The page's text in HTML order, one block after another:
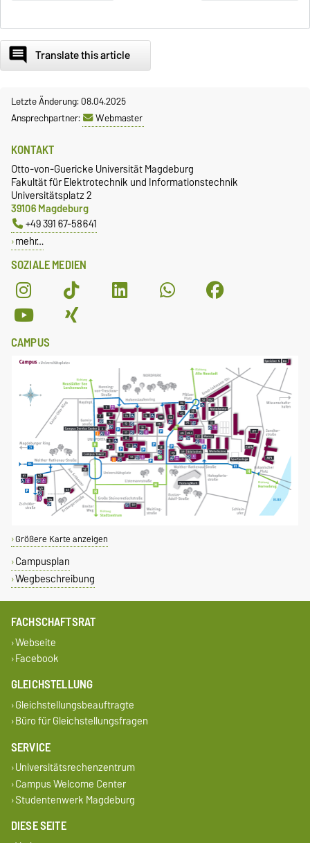
comment Translate this article
Letzte Änderung: 08.04.2025
Ansprechpartner:
Webmaster
SOZIALE MEDIEN
KONTAKT
Otto-von-Guericke Universität Magdeburg
Fakultät für Elektrotechnik und Informationstechnik
Universitätsplatz 2
39106 Magdeburg
+49 391 67-58641
mehr…
CAMPUS
Größere Karte anzeigen
Campusplan
Wegbeschreibung
FACHSCHAFTSRAT
Webseite
Facebook
GLEICHSTELLUNG
Gleichstellungsbeauftragte
Büro für Gleichstellungsfragen
SERVICE
Universitätsrechenzentrum
Campus Welcome Center
Studentenwerk Magdeburg
DIESE SEITE